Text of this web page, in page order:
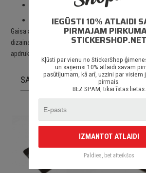
Izmantoti augstas kvalitātes materiāli;
Piegāde Latvijā un citviet pasaulē.
Gaisa atsvaidzinātājs lieliski piestāvēs pie
dizaina priekšmets. Izgatavots no augtas
apdruku. Piesūcināts ar ēterisko smaržvielu.
SAISTĪTĀS PRECES
IEGŪSTI 10% ATLAIDI
PIRMAJAM
STICKERSHOP.NET
Kļūsti par vienu no StickerShop
un saņemsi 10% atlaidi savam
pasūtījumam, kā arī, uzzini par visiem
pirmais.
BEZ SPAM, tikai īstas lietas.
IZMANTOT ATLAIDI
Paldies, bet atteikšos